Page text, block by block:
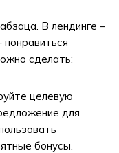
В лендинге –
сделать:
целевую
для
бонусы.